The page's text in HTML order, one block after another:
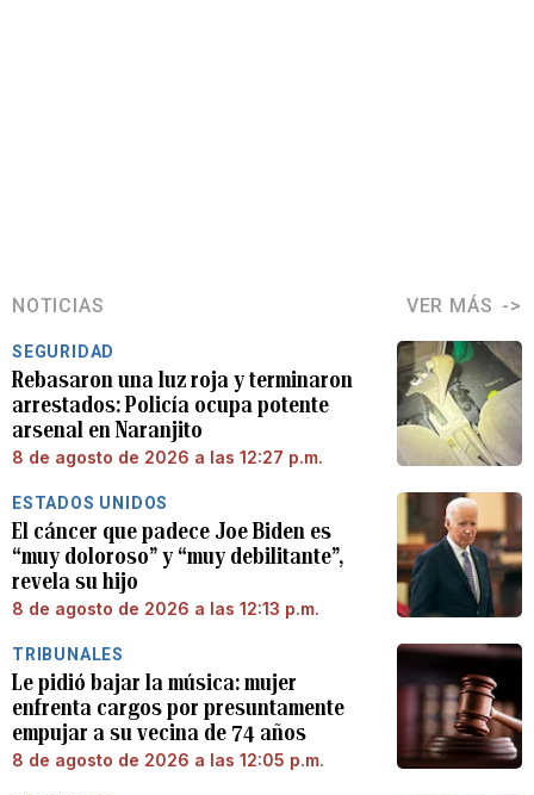
NOTICIAS VER MÁS
SEGURIDAD
Rebasaron una luz roja y terminaron
arrestados: Policía ocupa potente
arsenal en Naranjito
8 de agosto de 2026 a las 12:27 p.m.
ESTADOS UNIDOS
El cáncer que padece Joe Biden es
“muy doloroso” y “muy debilitante”,
revela su hijo
8 de agosto de 2026 a las 12:13 p.m.
TRIBUNALES
Le pidió bajar la música: mujer
enfrenta cargos por presuntamente
empujar a su vecina de 74 años
8 de agosto de 2026 a las 12:05 p.m.